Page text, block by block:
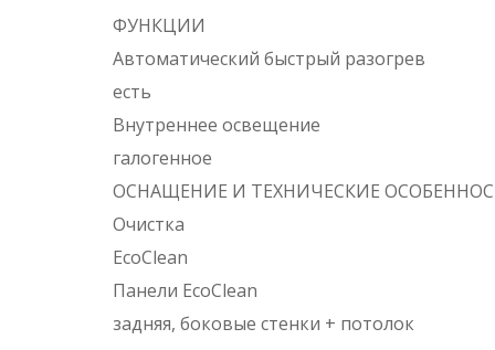
ФУНКЦИИ
Автоматический быстрый разогрев
есть
Внутреннее освещение
галогенное
ОСНАЩЕНИЕ И ТЕХНИЧЕСКИЕ
Очистка
EcoClean
Панели EcoClean
задняя, боковые стенки + потолок